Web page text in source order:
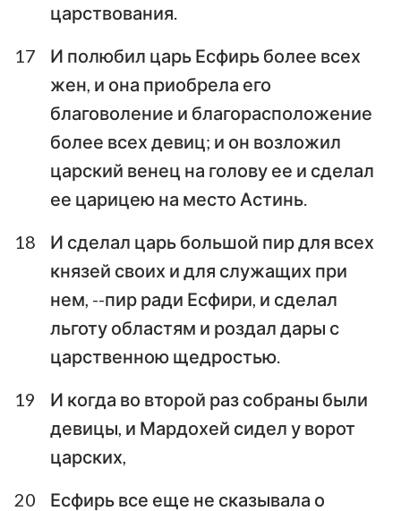
царствования.
17
И полюбил царь Есфирь более всех
жен, и она приобрела его
благоволение и благорасположение
более всех девиц; и он возложил
царский венец на голову ее и сделал
ее царицею на место Астинь.
18
И сделал царь большой пир для всех
князей своих и для служащих при
нем, --пир ради Есфири, и сделал
льготу областям и роздал дары с
царственною щедростью.
19
И когда во второй раз собраны были
девицы, и Мардохей сидел у ворот
царских,
20
Есфирь все еще не сказывала о